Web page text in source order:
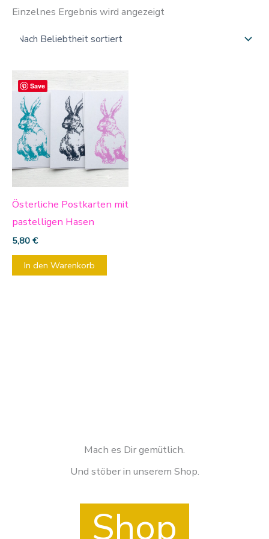
Einzelnes Ergebnis wird angezeigt
Save
Österliche Postkarten mit
pastelligen Hasen
5,80 €
In den Warenkorb
Mach es Dir gemütlich.
Und stöber in unserem Shop.
Shop